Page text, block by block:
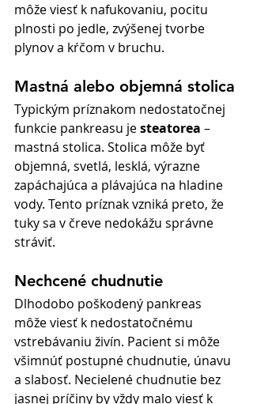
môže viesť k nafukovaniu, pocitu
plnosti po jedle, zvýšenej tvorbe
plynov a kŕčom v bruchu.
Mastná alebo objemná stolica
Typickým príznakom nedostatočnej
funkcie pankreasu je steatorea –
mastná stolica. Stolica môže byť
objemná, svetlá, lesklá, výrazne
zapáchajúca a plávajúca na hladine
vody. Tento príznak vzniká preto, že
tuky sa v čreve nedokážu správne
stráviť.
Nechcené chudnutie
Dlhodobo poškodený pankreas
môže viesť k nedostatočnému
vstrebávaniu živín. Pacient si môže
všimnúť postupné chudnutie, únavu
a slabosť. Necielené chudnutie bez
jasnej príčiny by vždy malo viesť k